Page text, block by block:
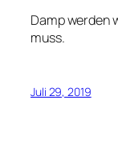
Damp werden
muss.
Juli 29, 2019